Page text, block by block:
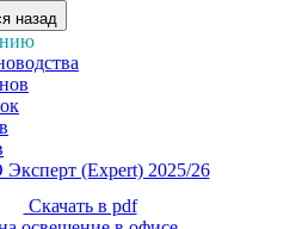
назад
Скачать в pdf